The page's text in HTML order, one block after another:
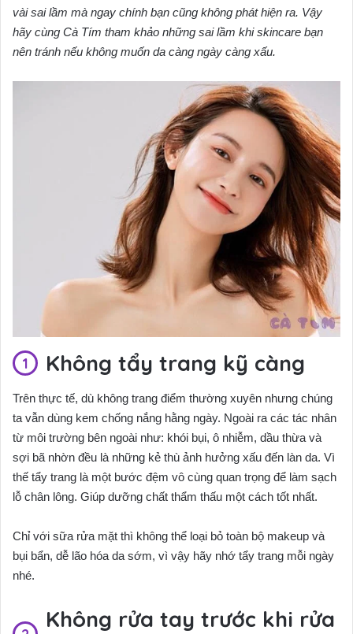
vài sai lầm mà ngay chính bạn cũng không phát hiện ra. Vậy
hãy cùng Cà Tím tham khảo những sai lầm khi skincare bạn
nên tránh nếu không muốn da càng ngày càng xấu.
Không tẩy trang kỹ càng
Trên thực tế, dù không trang điểm thường xuyên nhưng chúng
ta vẫn dùng kem chống nắng hằng ngày. Ngoài ra các tác nhân
từ môi trường bên ngoài như: khói bụi, ô nhiễm, dầu thừa và
sợi bã nhờn đều là những kẻ thù ảnh hưởng xấu đến làn da. Vì
thế tẩy trang là một bước đệm vô cùng quan trọng để làm sạch
lỗ chân lông. Giúp dưỡng chất thẩm thấu một cách tốt nhất.
Chỉ với sữa rửa mặt thì không thể loại bỏ toàn bộ makeup và
bụi bẩn, dễ lão hóa da sớm, vì vậy hãy nhớ tẩy trang mỗi ngày
nhé.
Không rửa tay trước khi rửa